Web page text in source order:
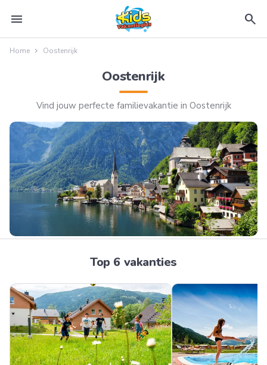
menu search
Home Oostenrijk
Oostenrijk
Vind jouw perfecte familievakantie in Oostenrijk
Top 6 vakanties